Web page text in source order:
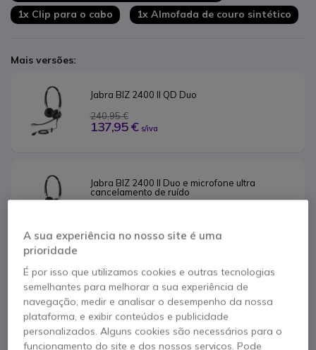
1x Clip para o cabo
1x Almofada de couro sintético
Mais versões:
Jabra BIZ 2400 II QD Duo
240,95 €
137,95 € s/iva
Jabra BIZ 2400 II Duo e microfone ultra
280,45 €
Contacte os nossos peritos -Linha gratuita
800 780 300
F.A.Q Live Chat
A sua experiência no nosso site é uma
prioridade
É por isso que utilizamos cookies e outras tecnologias
semelhantes para melhorar a sua experiência de
navegação, medir e analisar o desempenho da nossa
plataforma, e exibir conteúdos e publicidade
personalizados. Alguns cookies são necessários para o
funcionamento do site e dos nossos serviços. Pode